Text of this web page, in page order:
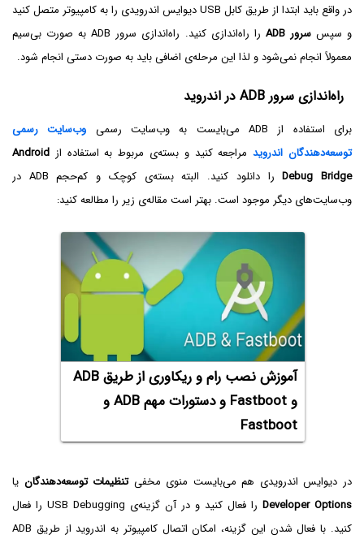
در واقع باید ابتدا از طریق کابل USB دیوایس اندرویدی را به کامپیوتر متصل کنید
و سپسسرور ADB
را راه‌اندازی کنید. راه‌اندازی سرور ADB به صورت بی‌سیم
معمولاً انجام نمی‌شود و لذا این مرحله‌ی اضافی باید به صورت دستی انجام شود.
راه‌اندازی سرور ADB در اندروید
برای استفاده از ADB می‌بایست به وب‌سایت رسمی
وب‌سایت رسمی
توسعه‌دهندگان اندرویدمراجعه کنید و بسته‌ی مربوط به استفاده از Android
Debug Bridge
را دانلود کنید. البته بسته‌ی کوچک و کم‌حجم ADB در
وب‌سایت‌های دیگر موجود است. بهتر است مقاله‌ی زیر را مطالعه کنید:
آموزش نصب رام و ریکاوری از طریق ADB
و Fastboot و دستورات مهم ADB و
Fastboot
در دیوایس اندرویدی هم می‌بایست منوی مخفیتنظیمات توسعه‌دهندگان یا
Developer Options
را فعال کنید و در آن گزینه‌ی USB Debugging را فعال
کنید. با فعال شدن این گزینه، امکان اتصال کامپیوتر به اندروید از طریق ADB